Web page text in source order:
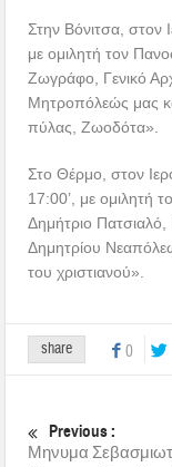
Στην Βόνιτσα, στον
με ομιλητή τον
Ζωγράφο, Γενικό
Μητροπόλεώς μας
πύλας, Ζωοδότα».
Στο Θέρμο, στον
17:00’, με ομιλητή
Δημήτριο
Δημητρίου
του χριστιανού».
share 0
Previous :
Μηνυμα